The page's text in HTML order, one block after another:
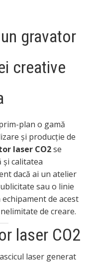
gravator
creative
plan o gamă
și producție de
laser CO2se
calitatea
dacă ai un atelier
sau o linie
de acest
de creare.
laser CO2
laser generat